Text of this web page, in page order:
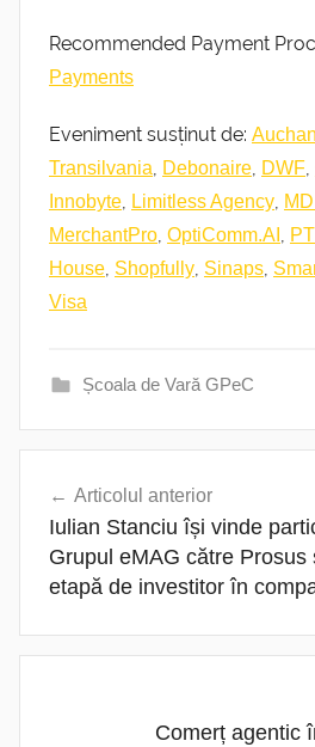
Recommended Payment
Payments
Eveniment susținut de: Auchan
Transilvania, Debonaire, DWF,
Innobyte, Limitless Agency,
MerchantPro, OptiComm.AI ,
House, Shopfully, Sinaps,
Visa
Școala de Vară GPeC
articole
Articolul anterior
Iulian Stanciu își vinde
Grupul eMAG către Prosus
etapă de investitor în
Comerț agentic